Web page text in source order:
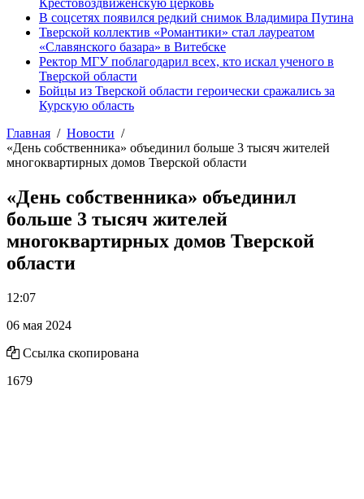
Крестовоздвиженскую церковь
В соцсетях появился редкий снимок Владимира Путина
Тверской коллектив «Романтики» стал лауреатом
«Славянского базара» в Витебске
Ректор МГУ поблагодарил всех, кто искал ученого в
Тверской области
Бойцы из Тверской области героически сражались за
Курскую область
Главная
Новости
«День собственника» объединил больше 3 тысяч жителей
многоквартирных домов Тверской области
«День собственника» объединил
больше 3 тысяч жителей
многоквартирных домов Тверской
области
12:07
06 мая 2024
Ссылка скопирована
1679